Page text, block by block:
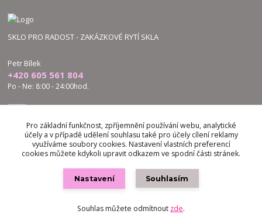
SKLO PRO RADOST - ZAKÁZKOVÉ RYTÍ SKLA
Petr Bílek
+420 605 561 804
Po - Ne: 8:00 - 24:00hod.
bilek.petr@skloproradost.cz
Pro základní funkčnost, zpříjemnění používání webu, analytické
účely a v případě udělení souhlasu také pro účely cílení reklamy
využíváme soubory cookies. Nastavení vlastních preferencí
cookies můžete kdykoli upravit odkazem ve spodní části stránek.
Nastavení Souhlasím
Souhlas můžete odmítnout zde.